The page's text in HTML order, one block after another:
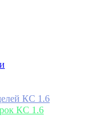
КС 1.6
КС 1.6